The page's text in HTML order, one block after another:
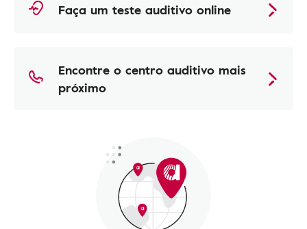
Faça um teste auditivo online
Encontre o centro auditivo mais
próximo